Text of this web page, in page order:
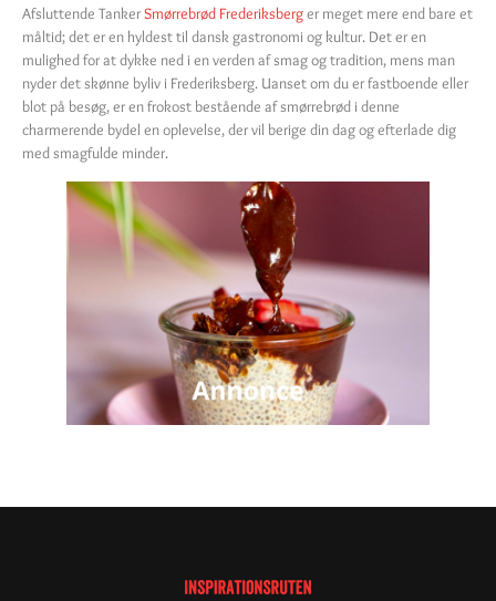
Afsluttende TankerSmørrebrød Frederiksberger meget mere end bare et
måltid; det er en hyldest til dansk gastronomi og kultur. Det er en
mulighed for at dykke ned i en verden af smag og tradition, mens man
nyder det skønne byliv i Frederiksberg. Uanset om du er fastboende eller
blot på besøg, er en frokost bestående af smørrebrød i denne
charmerende bydel en oplevelse, der vil berige din dag og efterlade dig
med smagfulde minder.